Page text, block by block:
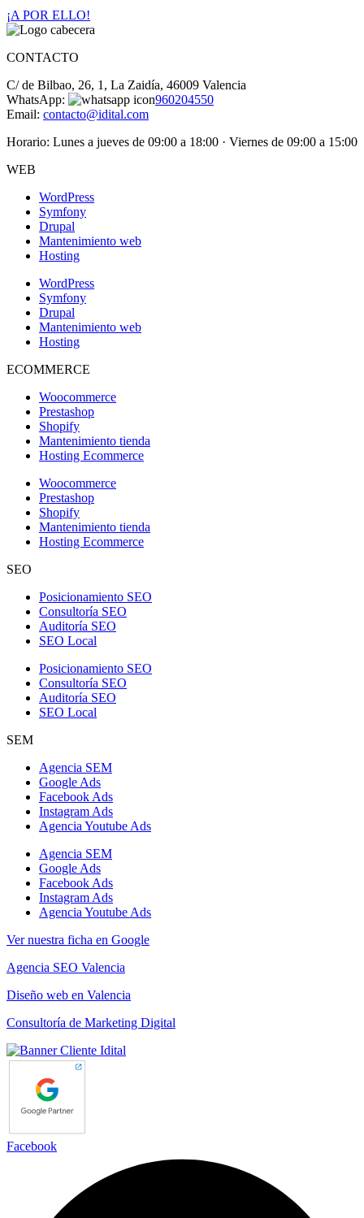
¡A POR ELLO!
CONTACTO
C/ de Bilbao, 26, 1, La Zaidía, 46009 Valencia
WhatsApp:
960204550
Email: contacto@idital.com
Horario: Lunes a jueves de 09:00 a 18:00 · Viernes de 09:00 a 15:00
WEB
WordPress
Symfony
Drupal
Mantenimiento web
Hosting
WordPress
Symfony
Drupal
Mantenimiento web
Hosting
ECOMMERCE
Woocommerce
Prestashop
Shopify
Mantenimiento tienda
Hosting Ecommerce
Woocommerce
Prestashop
Shopify
Mantenimiento tienda
Hosting Ecommerce
SEO
Posicionamiento SEO
Consultoría SEO
Auditoría SEO
SEO Local
Posicionamiento SEO
Consultoría SEO
Auditoría SEO
SEO Local
SEM
Agencia SEM
Google Ads
Facebook Ads
Instagram Ads
Agencia Youtube Ads
Agencia SEM
Google Ads
Facebook Ads
Instagram Ads
Agencia Youtube Ads
Ver nuestra ficha en Google
Agencia SEO Valencia
Diseño web en Valencia
Consultoría de Marketing Digital
Facebook